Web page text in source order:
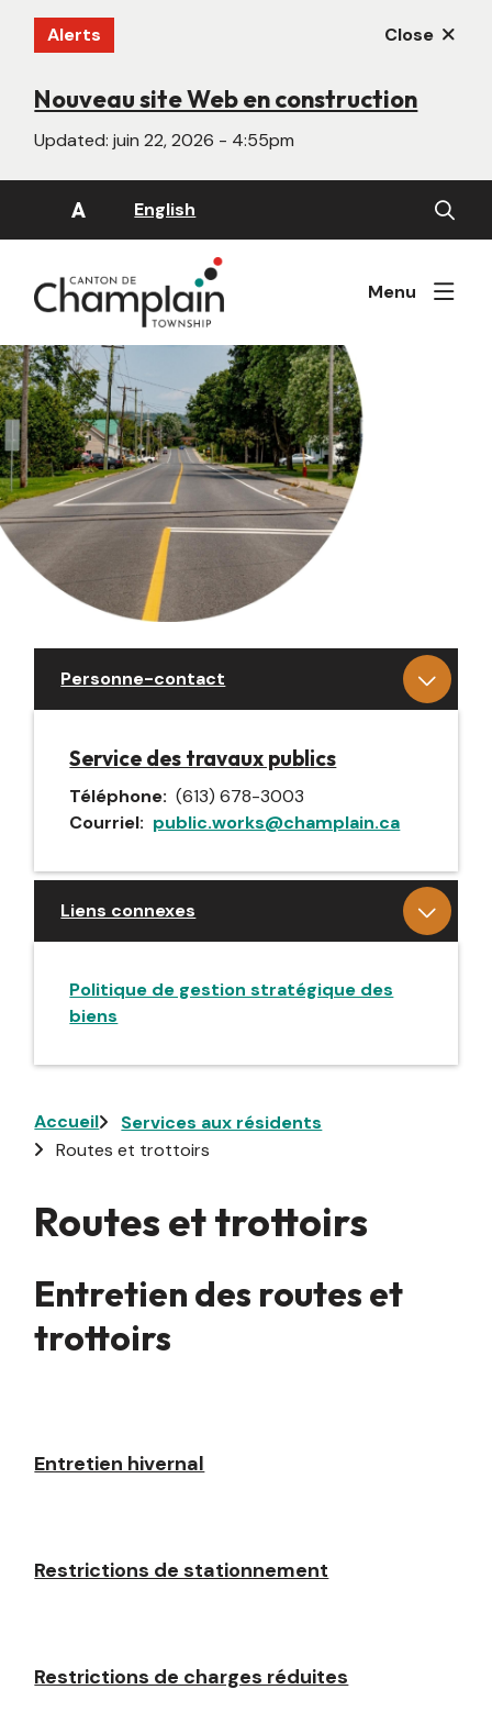
Aller
principal
Alerts Close
Nouveau site Web en construction
Updated:juin 22, 2026 - 4:55pm
A English
Open
the
search
Menu
Image
Personne-contact
Service des travaux publics
Téléphone (613) 678-3003
Courriel
public.works@champlain.ca
Liens connexes
Politique de gestion stratégique des
biens
Fil
Accueil
Services aux résidents
Routes et trottoirs
Routes et trottoirs
Entretien des routes et
trottoirs
Entretien hivernal
Restrictions de stationnement
Restrictions de charges réduites